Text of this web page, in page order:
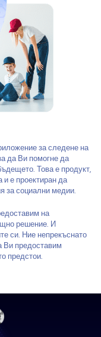
за следене на
да Ви помогне да
Това е продукт,
е проектиран да
за социални медии.
на
решение. И
си. Ние непрекъснато
Ви предоставим
предстои.